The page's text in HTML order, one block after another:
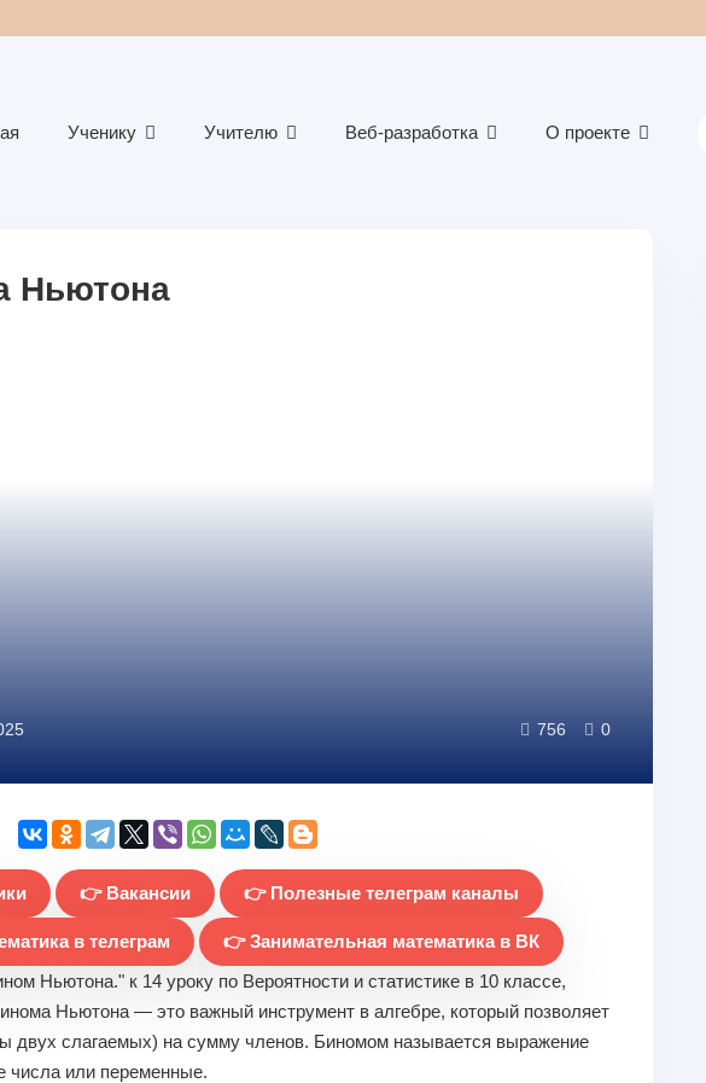
Ученику Учителю Веб-разработка О проекте
Ньютона
756 0
👉 Вакансии 👉 Полезные телеграм каналы
в телеграм
👉 Занимательная математика в ВК
Ньютона." к 14 уроку по Вероятности и статистике в 10 классе,
Ньютона — это важный инструмент в алгебре, который позволяет
двух слагаемых) на сумму членов. Биномом называется выражение
или переменные.